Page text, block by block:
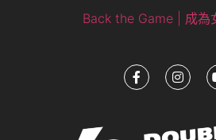
Back the Game | 成為